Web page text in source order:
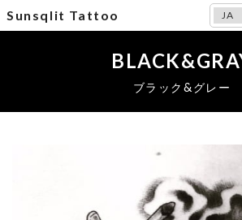
Sunsqlit Tattoo JA
ブラック&グレー